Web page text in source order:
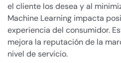
el cliente los desea y al
Machine Learning impacta
experiencia del consumidor.
mejora la reputación de la
nivel de servicio.